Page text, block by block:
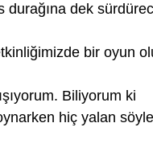
durağına dek
bir oyun
Biliyorum ki
hiç yalan